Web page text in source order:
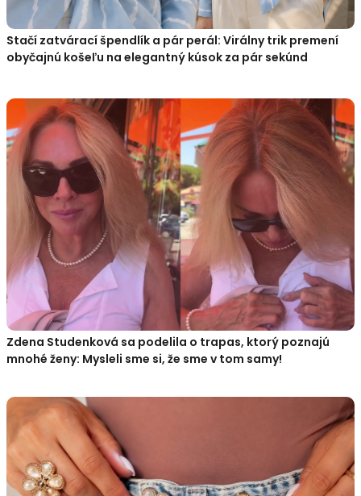
Stačí zatvárací špendlík a pár perál: Virálny trik premení
obyčajnú košeľu na elegantný kúsok za pár sekúnd
Zdena Studenková sa podelila o trapas, ktorý poznajú
mnohé ženy: Mysleli sme si, že sme v tom samy!